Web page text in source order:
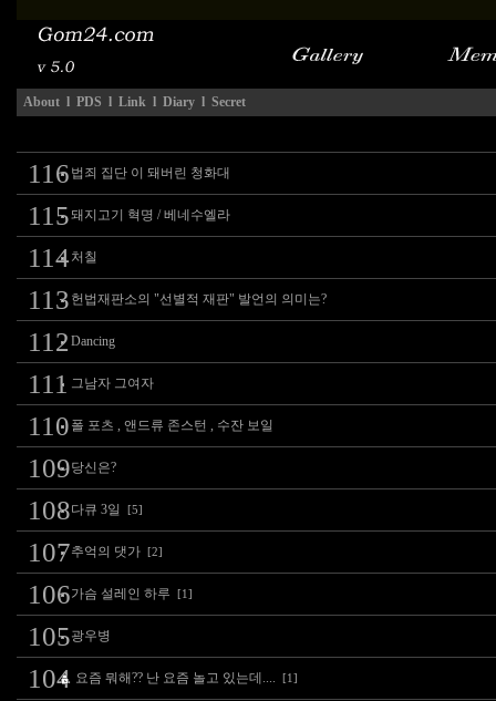
About l PDS l Link l Diary l Secret
116 법죄 집단 이 돼버린 청화대
115돼지고기 혁명 / 베네수엘라
114 처칠
113 헌법재판소의 "선별적 재판" 발언의 의미는?
112 Dancing
111 그남자 그여자
110 폴 포츠 , 앤드류 존스턴 , 수잔 보일
109당신은?
108다큐 3일 [5]
107추억의 댓가 [2]
106가슴 설레인 하루 [1]
105광우병
104 요즘 뭐해?? 난 요즘 놀고 있는데.... [1]